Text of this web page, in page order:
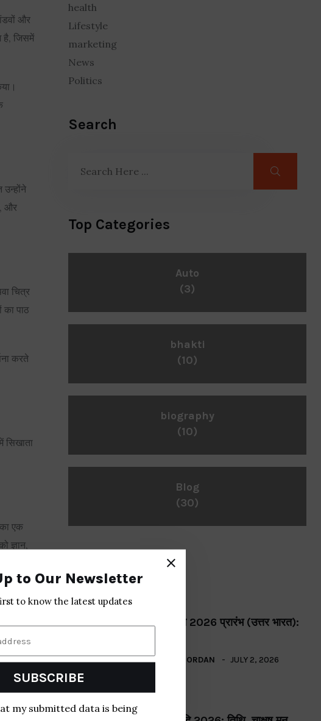
to Our Newsletter
to know the latest updates
SUBSCRIBE
my submitted data is being
और
है, जिसमें
उन्होंने
और
चित्र
का पाठ
करते
सिखाता
एक
ज्ञान,
health
Lifestyle
marketing
News
Politics
Search
Top Categories
Auto
(3)
bhakti
(10)
biography
(10)
Blog
(30)
श्रावण मास 2026 प्रारंभ (उत्तर भारत):
BYCASEY JORDAN JULY 2, 2026